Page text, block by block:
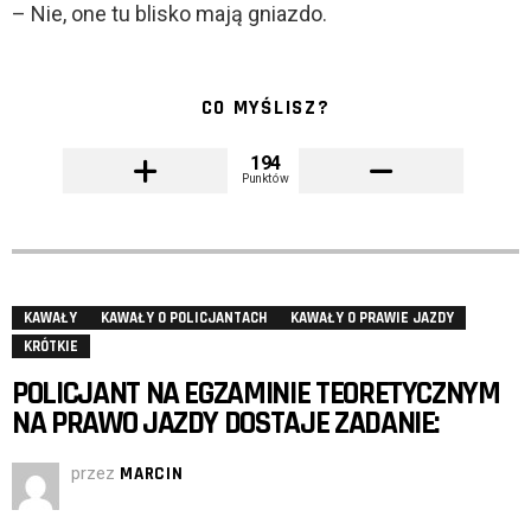
– Nie, one tu blisko mają gniazdo.
CO MYŚLISZ?
194
Punktów
KAWAŁY KAWAŁY O POLICJANTACH
KAWAŁY O PRAWIE JAZDY
KRÓTKIE
POLICJANT NA EGZAMINIE TEORETYCZNYM
NA PRAWO JAZDY DOSTAJE ZADANIE:
przez MARCIN